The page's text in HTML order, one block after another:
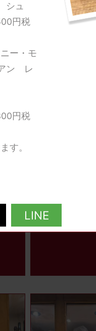
シ
ンパーニュ
シュ
円税
ー・モ
ン レ
円税
す。